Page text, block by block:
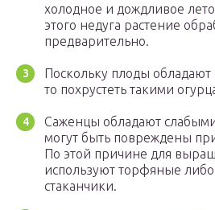
холодное и дождливое
этого недуга растение
предварительно.
Поскольку плоды
то похрустеть такими
Саженцы обладают
могут быть повреждены
По этой причине для
используют торфяные
стаканчики.